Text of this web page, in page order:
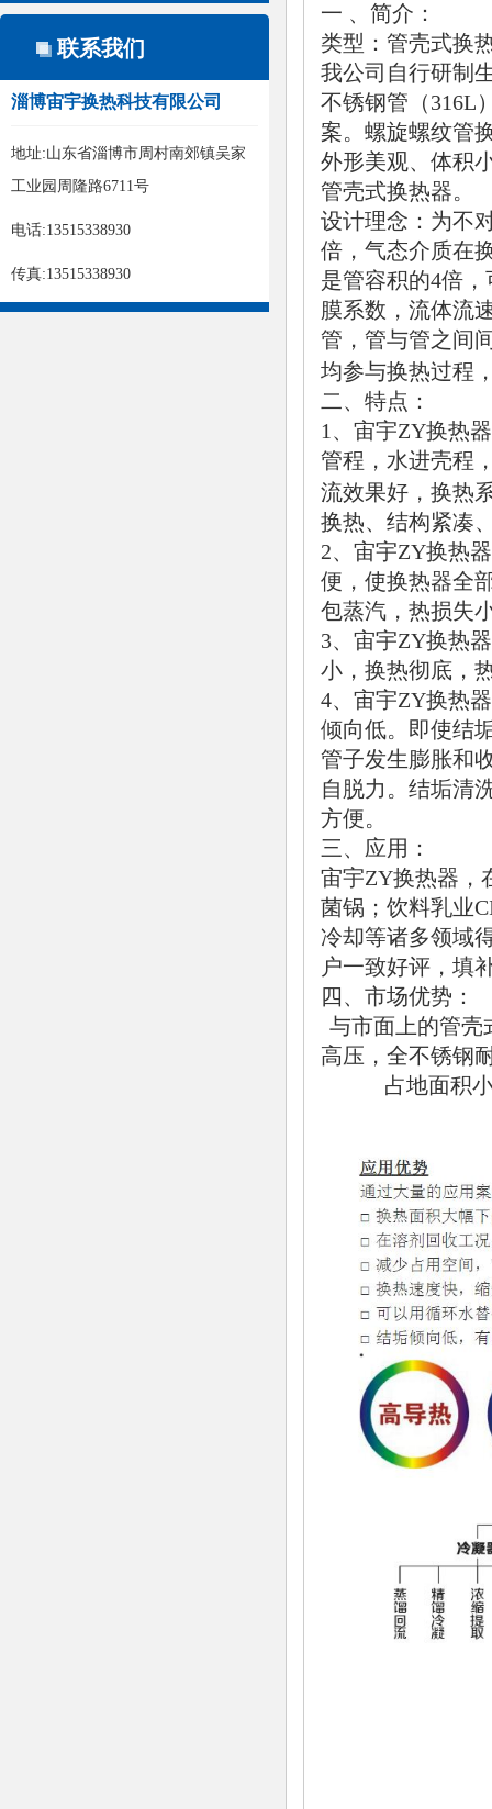
联系我们
淄博宙宇换热科技有限公司
地址:山东省淄博市周村南郊镇吴家
工业园周隆路6711号
电话:13515338930
传真:13515338930
一 、简介：
类型：管壳式换
我公司自行研制
不锈钢管（316L
案。螺旋螺纹管
外形美观、体积
管壳式换热器。
设计理念：为不
倍，气态介质在
是管容积的4倍
膜系数，流体流
管，管与管之间
均参与换热过程
二、特点：
1、宙宇ZY换热
管程，水进壳程
流效果好，换热
换热、结构紧凑
2、宙宇ZY换热
便，使换热器全
包蒸汽，热损失
3、宙宇ZY换热
小，换热彻底，
4、宙宇ZY换热
倾向低。即使结
管子发生膨胀和
自脱力。结垢清
方便。
三、应用：
宙宇ZY换热器，
菌锅；饮料乳业
冷却等诸多领域
户一致好评，填
四、市场优势：
与市面上的管壳
高压，全不锈钢
占地面积